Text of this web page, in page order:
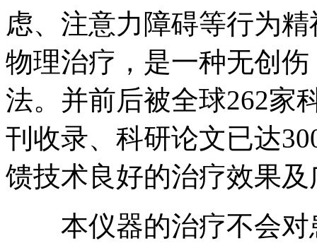
虑、注意力障碍等行为
物理治疗，是一种无创
法。并前后被全球262家
刊收录、科研论文已达
馈技术良好的治疗效果
本仪器的治疗不会对